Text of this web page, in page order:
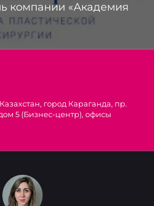
компании «Академия
город Караганда, пр.
5 (Бизнес-центр), офисы